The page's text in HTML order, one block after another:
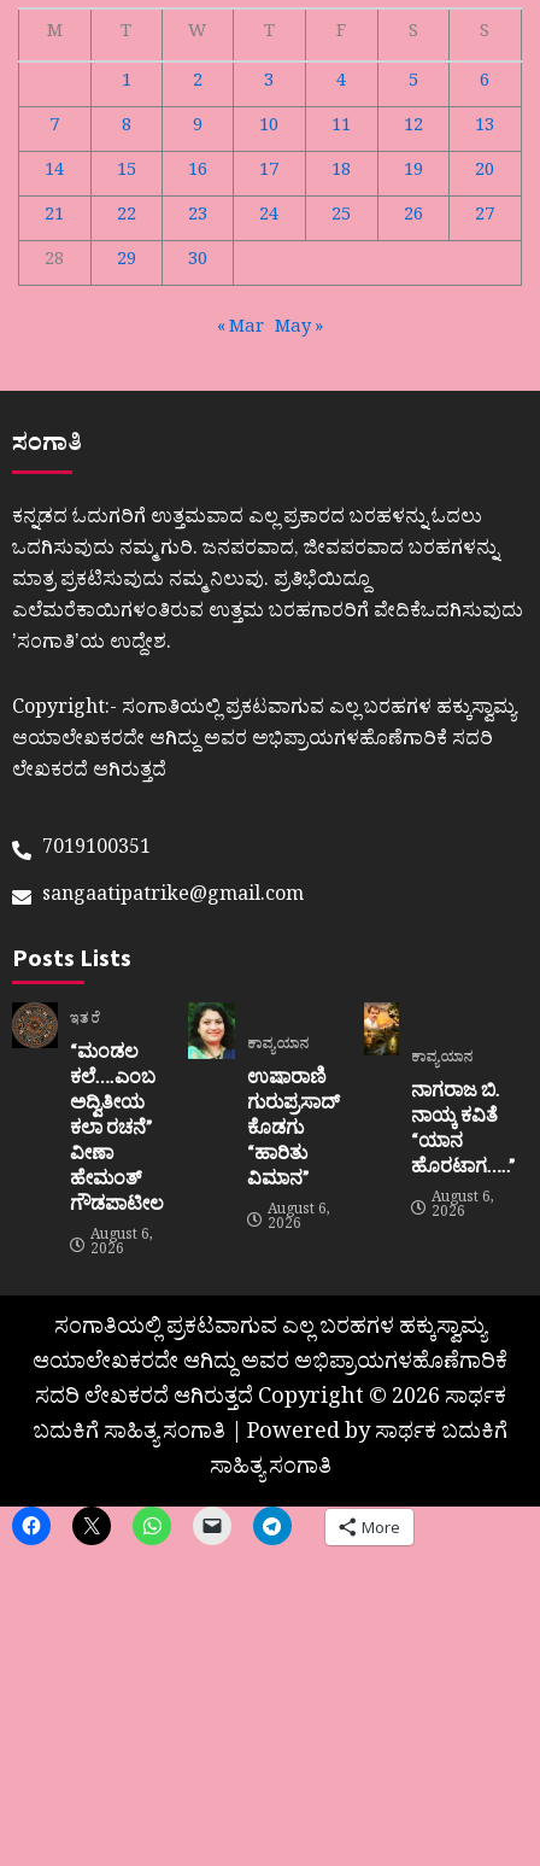
M
T W T F S
S
1
2 3 4 5
6
7
8 9 10 11 12
13
14
15 16 17 18 19
20
21
22 23 24 25 26
27
28
29 30
« Mar May »
ಸಂಗಾತಿ
ಕನ್ನಡದ ಓದುಗರಿಗೆ ಉತ್ತಮವಾದ ಎಲ್ಲ ಪ್ರಕಾರದ ಬರಹಳನ್ನು ಓದಲು
ಒದಗಿಸುವುದು ನಮ್ಮ ಗುರಿ. ಜನಪರವಾದ, ಜೀವಪರವಾದ ಬರಹಗಳನ್ನು
ಮಾತ್ರ ಪ್ರಕಟಿಸುವುದು ನಮ್ಮ ನಿಲುವು. ಪ್ರತಿಭೆಯಿದ್ದೂ
ಎಲೆಮರೆಕಾಯಿಗಳಂತಿರುವ ಉತ್ತಮ ಬರಹಗಾರರಿಗೆ ವೇದಿಕೆಒದಗಿಸುವುದು
ʼಸಂಗಾತಿʼಯ ಉದ್ದೇಶ.
Copyright:- ಸಂಗಾತಿಯಲ್ಲಿ ಪ್ರಕಟವಾಗುವ ಎಲ್ಲ ಬರಹಗಳ ಹಕ್ಕುಸ್ವಾಮ್ಯ
ಆಯಾಲೇಖಕರದೇ ಆಗಿದ್ದು ಅವರ ಅಭಿಪ್ರಾಯಗಳಹೊಣೆಗಾರಿಕೆ ಸದರಿ
ಲೇಖಕರದೆ ಆಗಿರುತ್ತದೆ
7019100351
sangaatipatrike@gmail.com
Posts Lists
ಇತರೆ
“ಮಂಡಲ
ಕಲೆ….ಎಂಬ
ಅದ್ವಿತೀಯ
ಕಲಾ ರಚನೆ”‌
ವೀಣಾ
ಹೇಮಂತ್‌
ಗೌಡಪಾಟೀಲ
August 6,
2026
ಕಾವ್ಯಯಾನ
ಉಷಾರಾಣಿ
ಗುರುಪ್ರಸಾದ್
ಕೊಡಗು
“ಹಾರಿತು
ವಿಮಾನ”
August 6,
2026
ಕಾವ್ಯಯಾನ
ನಾಗರಾಜ ಬಿ.
ನಾಯ್ಕ ಕವಿತೆ
“ಯಾನ
ಹೊರಟಾಗ…..”
August 6,
2026
ಸಂಗಾತಿಯಲ್ಲಿ ಪ್ರಕಟವಾಗುವ ಎಲ್ಲ ಬರಹಗಳ ಹಕ್ಕುಸ್ವಾಮ್ಯ
ಆಯಾಲೇಖಕರದೇ ಆಗಿದ್ದು ಅವರ ಅಭಿಪ್ರಾಯಗಳಹೊಣೆಗಾರಿಕೆ
ಸದರಿ ಲೇಖಕರದೆ ಆಗಿರುತ್ತದೆ Copyright © 2026 ಸಾರ್ಥಕ
ಬದುಕಿಗೆ ಸಾಹಿತ್ಯ ಸಂಗಾತಿ | Powered by ಸಾರ್ಥಕ ಬದುಕಿಗೆ
ಸಾಹಿತ್ಯ ಸಂಗಾತಿ
More